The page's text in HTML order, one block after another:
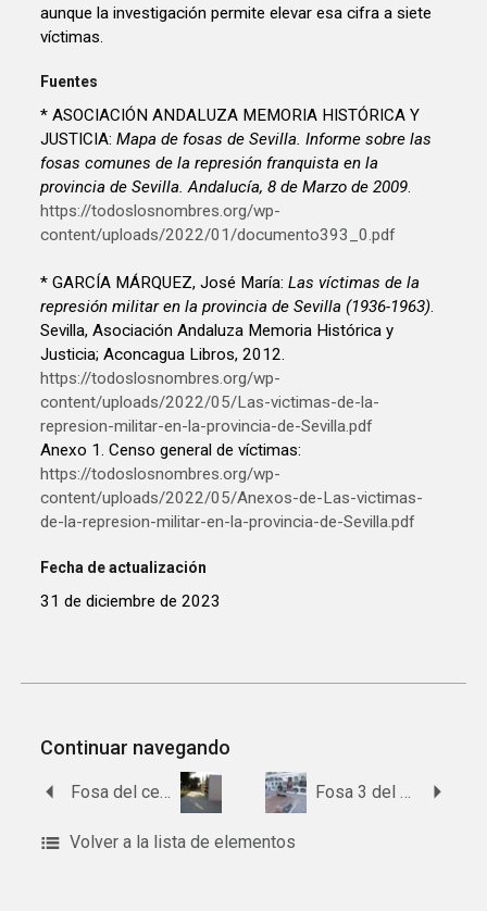
aunque la investigación permite elevar esa cifra a siete
víctimas.
Fuentes
* ASOCIACIÓN ANDALUZA MEMORIA HISTÓRICA Y
JUSTICIA:Mapa de fosas de Sevilla. Informe sobre las
fosas comunes de la represión franquista en la
provincia de Sevilla. Andalucía, 8 de Marzo de 2009.
https://todoslosnombres.org/wp-
content/uploads/2022/01/documento393_0.pdf
* GARCÍA MÁRQUEZ, José María:Las víctimas de la
represión militar en la provincia de Sevilla (1936-1963).
Sevilla, Asociación Andaluza Memoria Histórica y
Justicia; Aconcagua Libros, 2012.
https://todoslosnombres.org/wp-
content/uploads/2022/05/Las-victimas-de-la-
represion-militar-en-la-provincia-de-Sevilla.pdf
Anexo 1. Censo general de víctimas:
https://todoslosnombres.org/wp-
content/uploads/2022/05/Anexos-de-Las-victimas-
de-la-represion-militar-en-la-provincia-de-Sevilla.pdf
Fecha de actualización
31 de diciembre de 2023
Continuar navegando
Volver a la lista de elementos